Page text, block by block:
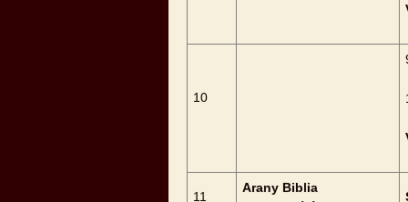
10
11
Arany Biblia